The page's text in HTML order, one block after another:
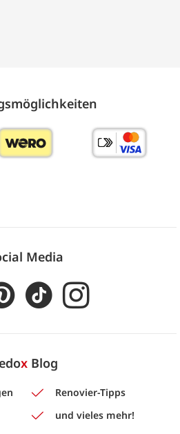
Media
xBlog
Renovier-Tipps
und vieles mehr!